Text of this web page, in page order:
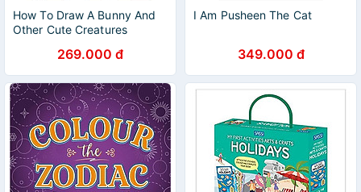
How To Draw A Bunny And
Other Cute Creatures
269.000 đ
I Am Pusheen The Cat
349.000 đ